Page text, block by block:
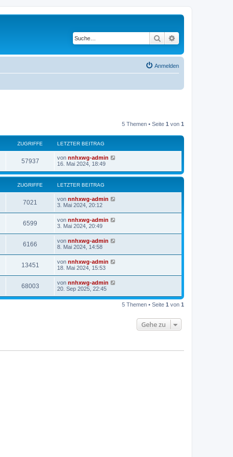
Suche
Anmelden
5 Themen • Seite 1 von 1
ZUGRIFFE LETZTER BEITRAG
57937 von nnhxwg-admin
16. Mai 2024, 18:49
ZUGRIFFE LETZTER BEITRAG
7021 von nnhxwg-admin
3. Mai 2024, 20:12
6599 von nnhxwg-admin
3. Mai 2024, 20:49
6166 von nnhxwg-admin
8. Mai 2024, 14:58
13451 von nnhxwg-admin
18. Mai 2024, 15:53
68003 von nnhxwg-admin
20. Sep 2025, 22:45
5 Themen • Seite 1 von 1
Gehe zu